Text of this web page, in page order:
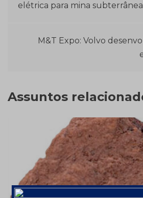
Post
elétrica para mina subterrânea
M&T Expo: Volvo
Assuntos